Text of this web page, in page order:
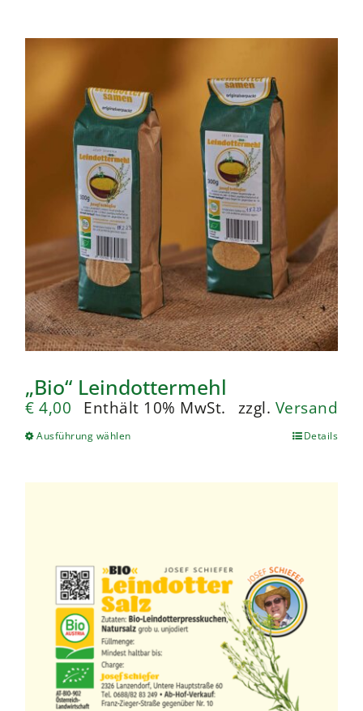
„Bio“ Leindottermehl
€ 4,00 Enthält 10% MwSt. zzgl. Versand
Ausführung wählen Details